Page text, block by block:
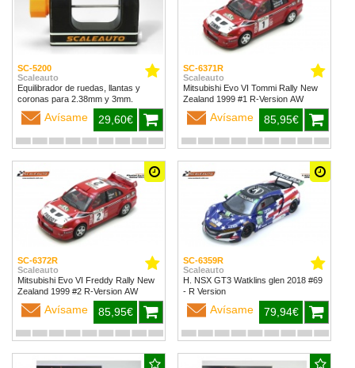
SC-5200
Scaleauto
Equilibrador de ruedas, llantas y
coronas para 2.38mm y 3mm.
Avísame 29,60€
SC-6371R
Scaleauto
Mitsubishi Evo VI Tommi Rally New
Zealand 1999 #1 R-Version AW
Avísame 85,95€
SC-6372R
Scaleauto
Mitsubishi Evo VI Freddy Rally New
Zealand 1999 #2 R-Version AW
Avísame 85,95€
SC-6359R
Scaleauto
H. NSX GT3 Watklins glen 2018 #69
- R Version
Avísame 79,94€